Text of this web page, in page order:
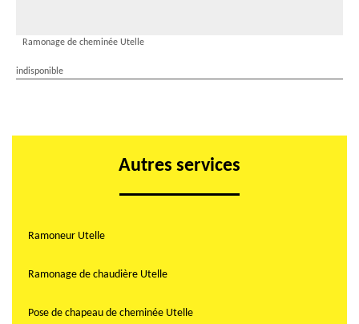
Ramonage de cheminée Utelle
indisponible
Autres services
Ramoneur Utelle
Ramonage de chaudière Utelle
Pose de chapeau de cheminée Utelle